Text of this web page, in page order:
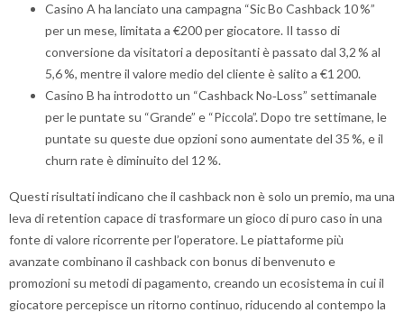
Casino A ha lanciato una campagna “Sic Bo Cashback 10 %”
per un mese, limitata a €200 per giocatore. Il tasso di
conversione da visitatori a depositanti è passato dal 3,2 % al
5,6 %, mentre il valore medio del cliente è salito a €1 200.
Casino B ha introdotto un “Cashback No‑Loss” settimanale
per le puntate su “Grande” e “Piccola”. Dopo tre settimane, le
puntate su queste due opzioni sono aumentate del 35 %, e il
churn rate è diminuito del 12 %.
Questi risultati indicano che il cashback non è solo un premio, ma una
leva di retention capace di trasformare un gioco di puro caso in una
fonte di valore ricorrente per l’operatore. Le piattaforme più
avanzate combinano il cashback con bonus di benvenuto e
promozioni su metodi di pagamento, creando un ecosistema in cui il
giocatore percepisce un ritorno continuo, riducendo al contempo la